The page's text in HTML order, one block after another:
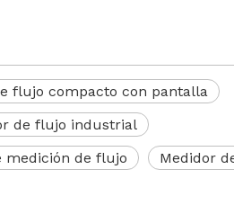
flujo compacto con pantalla
de flujo industrial
medición de flujo Medidor